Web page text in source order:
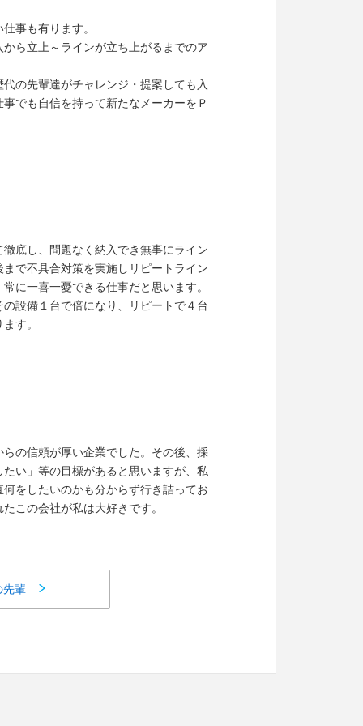
事も有ります。
ら立上～ラインが立ち上がるまでのア
の先輩達がチャレンジ・提案しても入
でも自信を持って新たなメーカーをＰ
底し、問題なく納入でき無事にライン
で不具合対策を実施しリピートライン
に一喜一憂できる仕事だと思います。
設備１台で倍になり、リピートで４台
す。
の信頼が厚い企業でした。その後、採
い」等の目標があると思いますが、私
をしたいのかも分からず行き詰ってお
この会社が私は大好きです。
先輩